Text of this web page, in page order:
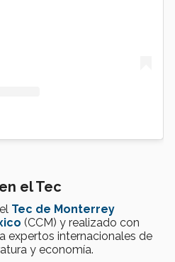
el Tec
Tec de Monterrey
(CCM) y realizado con
expertos internacionales de
y economía.